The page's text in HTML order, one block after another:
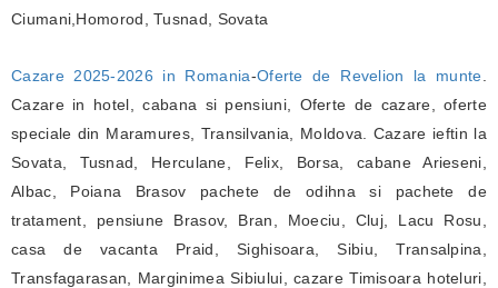
Ciumani,Homorod, Tusnad, Sovata
Cazare 2025-2026 in Romania-Oferte de Revelion la munte
Cazare in hotel, cabana si pensiuni, Oferte de cazare, oferte
speciale din Maramures, Transilvania, Moldova. Cazare ieftin la
Sovata, Tusnad, Herculane, Felix, Borsa, cabane Arieseni,
Albac, Poiana Brasov pachete de odihna si pachete de
tratament, pensiune Brasov, Bran, Moeciu, Cluj, Lacu Rosu,
casa de vacanta Praid, Sighisoara, Sibiu, Transalpina,
Transfagarasan, Marginimea Sibiului, cazare Timisoara hoteluri,